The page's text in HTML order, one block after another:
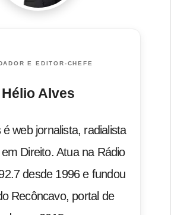
E EDITOR-CHEFE
Hélio Alves
é web jornalista, radialista
Direito. Atua na Rádio
desde 1996 e fundou
Recôncavo, portal de